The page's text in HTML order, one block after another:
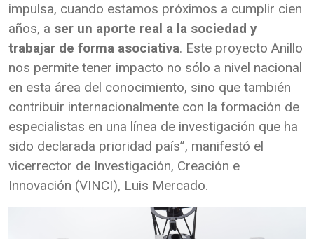
impulsa, cuando estamos próximos a cumplir cien
años, a ser un aporte real a la sociedad y
trabajar de forma asociativa. Este proyecto Anillo
nos permite tener impacto no sólo a nivel nacional
en esta área del conocimiento, sino que también
contribuir internacionalmente con la formación de
especialistas en una línea de investigación que ha
sido declarada prioridad país”, manifestó el
vicerrector de Investigación, Creación e
Innovación (VINCI), Luis Mercado.